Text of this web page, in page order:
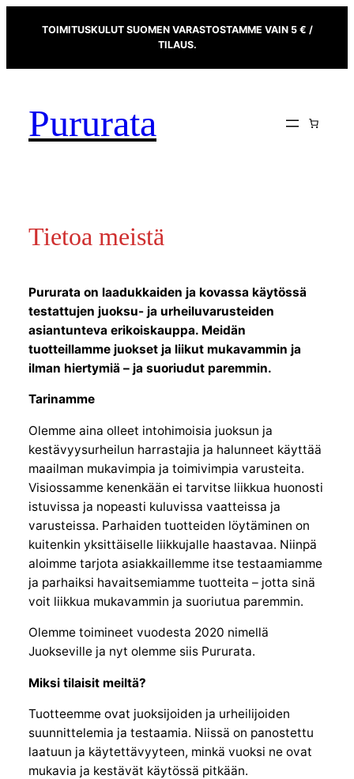
sisältöönTOIMITUSKULUT SUOMEN VARASTOSTAMME VAIN 5 € /
TILAUS.
Pururata
Tietoa meistä
Pururata on laadukkaiden ja kovassa käytössä
testattujen juoksu- ja urheiluvarusteiden
asiantunteva erikoiskauppa. Meidän
tuotteillamme juokset ja liikut mukavammin ja
ilman hiertymiä – ja suoriudut paremmin.
Tarinamme
Olemme aina olleet intohimoisia juoksun ja
kestävyysurheilun harrastajia ja halunneet käyttää
maailman mukavimpia ja toimivimpia varusteita.
Visiossamme kenenkään ei tarvitse liikkua huonosti
istuvissa ja nopeasti kuluvissa vaatteissa ja
varusteissa. Parhaiden tuotteiden löytäminen on
kuitenkin yksittäiselle liikkujalle haastavaa. Niinpä
aloimme tarjota asiakkaillemme itse testaamiamme
ja parhaiksi havaitsemiamme tuotteita – jotta sinä
voit liikkua mukavammin ja suoriutua paremmin.
Olemme toimineet vuodesta 2020 nimellä
Juokseville ja nyt olemme siis Pururata.
Miksi tilaisit meiltä?
Tuotteemme ovat juoksijoiden ja urheilijoiden
suunnittelemia ja testaamia. Niissä on panostettu
laatuun ja käytettävyyteen, minkä vuoksi ne ovat
mukavia ja kestävät käytössä pitkään.